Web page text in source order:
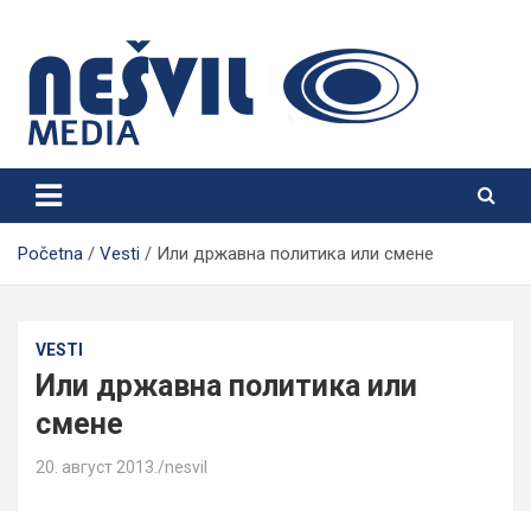
content
Nešvil Media Bogatić
Početna Vesti Или државна политика или смене
VESTI
Или државна политика или
смене
20. август 2013. nesvil